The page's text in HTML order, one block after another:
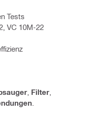
Tests
VC 10M-22
Filter